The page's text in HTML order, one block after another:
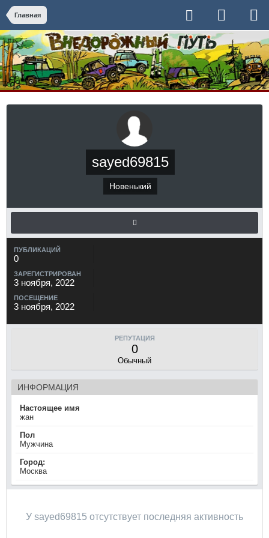
Главная
sayed69815
Новенький
ПУБЛИКАЦИЙ
0
ЗАРЕГИСТРИРОВАН
3 ноября, 2022
ПОСЕЩЕНИЕ
3 ноября, 2022
РЕПУТАЦИЯ
0
Обычный
ИНФОРМАЦИЯ
Настоящее имя
жан
Пол
Мужчина
Город:
Москва
У sayed69815 отсутствует последняя активность